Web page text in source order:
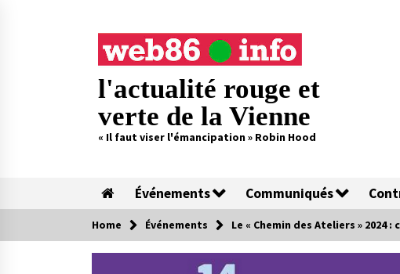
l'actualité rouge et
verte de la Vienne
« Il faut viser l'émancipation » Robin Hood
Événements Communiqués
Home Événements Le « Chemin des Ateliers » 2024